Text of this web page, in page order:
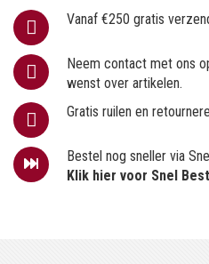
Vanaf €250 gratis
Neem contact met ons
wenst over artikelen.
Gratis ruilen en
Bestel nog sneller via
Klik hier voor Snel